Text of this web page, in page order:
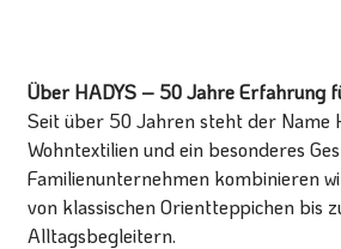
Über HADYS – 50 Jahre Erfahrung
Seit über 50 Jahren steht der Name
Wohntextilien und ein besonderes
Familienunternehmen kombinieren
von klassischen Orientteppichen bis
Alltagsbegleitern.